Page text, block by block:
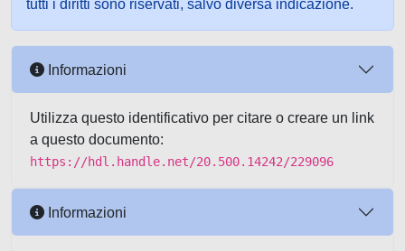
tutti i diritti sono riservati, salvo diversa indicazione.
Informazioni
Utilizza questo identificativo per citare o creare un link
a questo documento:
https://hdl.handle.net/20.500.14242/229096
Informazioni